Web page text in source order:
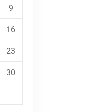
9
16
23
30